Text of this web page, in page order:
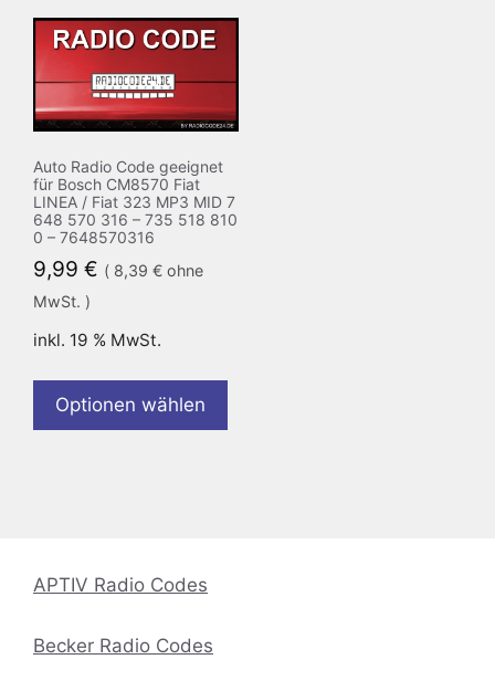
Auto Radio Code geeignet
für Bosch CM8570 Fiat
LINEA / Fiat 323 MP3 MID 7
648 570 316 – 735 518 810
0 – 7648570316
9,99 € ( 8,39 € ohne
MwSt. )
inkl. 19 % MwSt.
Optionen wählen
APTIV Radio Codes
Becker Radio Codes